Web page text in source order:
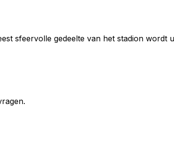
sfeervolle gedeelte van het stadion wordt